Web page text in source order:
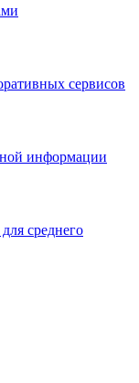
сервисов
информации
среднего